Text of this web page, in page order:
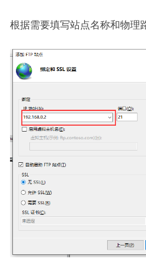
根据需要填写站点名称和物理